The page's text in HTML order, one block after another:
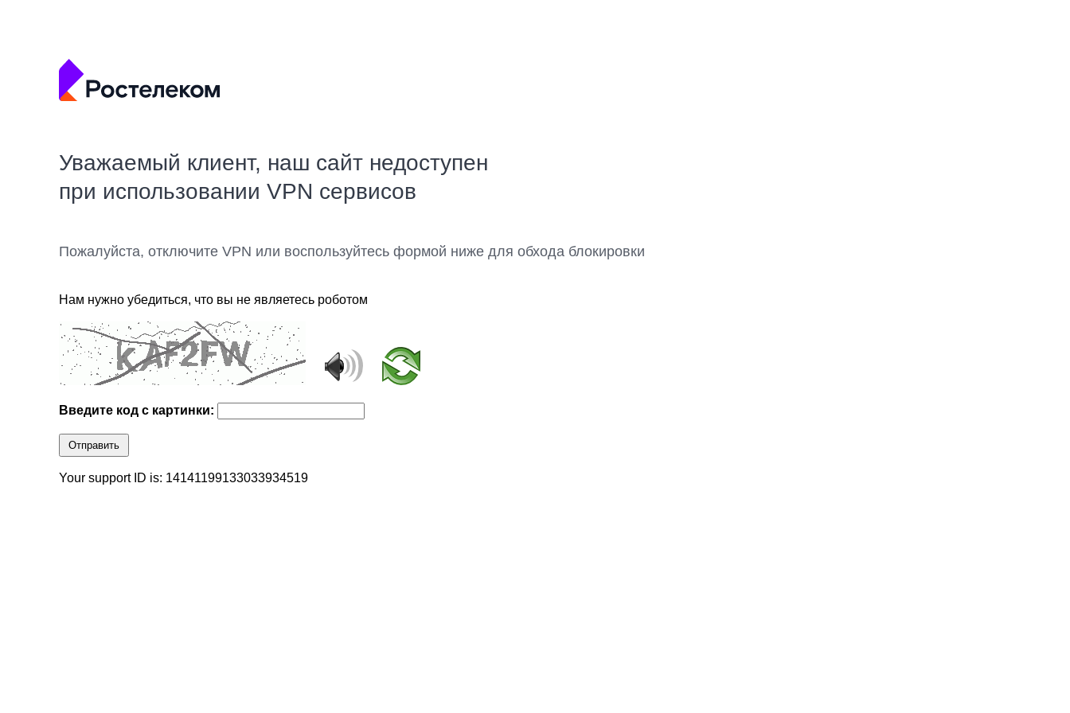
Уважаемый клиент, наш сайт недоступен
при использовании VPN сервисов
Пожалуйста, отключите VPN или воспользуйтесь формой ниже для обхода блокировки
Нам нужно убедиться, что вы не являетесь роботом
Введите код с картинки:
Отправить
Your support ID is: 14141199133033934519